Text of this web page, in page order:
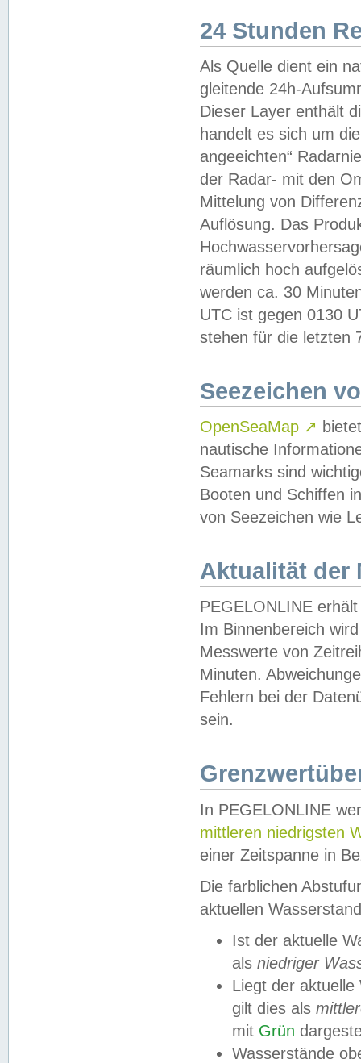
24 Stunden
Als Quelle dient ein
gleitende 24h-
Dieser Layer enthält
handelt es sich um
angeeichten“
der Radar- mit den
Mittelung von
Auflösung. Das
räumlich hoch
werden ca. 30
UTC ist gegen 0130
stehen für die letzten
Seezeichen
OpenSeaMap ↗
nautische
Seamarks sind
Booten und Schiffen
von Seezeichen wie
Aktualität der
PEGELONLINE
Im Binnenbereich
Messwerte von
Minuten.
Fehlern bei der
sein.
In PEGELONLINE
mittleren niedrigsten
einer Zeitspanne in
Die farblichen
aktuellen
Ist der aktuelle
als niedriger
Liegt der
gilt dies als
mit Grün
Wasserstände